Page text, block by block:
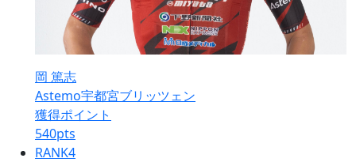
岡 篤志
Astemo宇都宮ブリッツェン
獲得ポイント
540pts
RANK4